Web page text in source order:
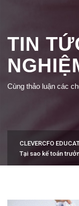
TIN
Cùng thảo luận các
CLEVERCFO
Tại sao kế toán